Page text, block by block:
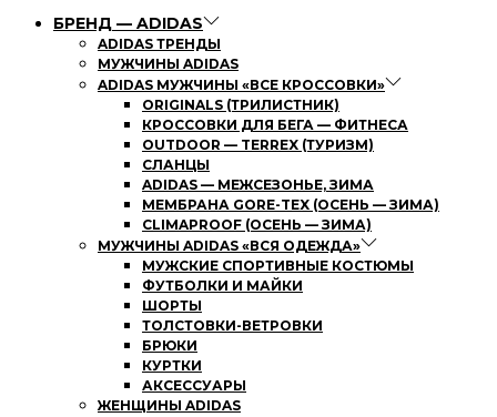
БРЕНД — ADIDAS
ADIDAS ТРЕНДЫ
МУЖЧИНЫ ADIDAS
ADIDAS МУЖЧИНЫ «ВСЕ КРОССОВКИ»
ORIGINALS (ТРИЛИСТНИК)
КРОССОВКИ ДЛЯ БЕГА — ФИТНЕСА
OUTDOOR — TERREX (ТУРИЗМ)
СЛАНЦЫ
ADIDAS — МЕЖСЕЗОНЬЕ, ЗИМА
МЕМБРАНА GORE-TEX (ОСЕНЬ — ЗИМА)
CLIMAPROOF (ОСЕНЬ — ЗИМА)
МУЖЧИНЫ ADIDAS «ВСЯ ОДЕЖДА»
МУЖСКИЕ СПОРТИВНЫЕ КОСТЮМЫ
ФУТБОЛКИ И МАЙКИ
ШОРТЫ
ТОЛСТОВКИ-ВЕТРОВКИ
БРЮКИ
КУРТКИ
АКСЕССУАРЫ
ЖЕНЩИНЫ ADIDAS